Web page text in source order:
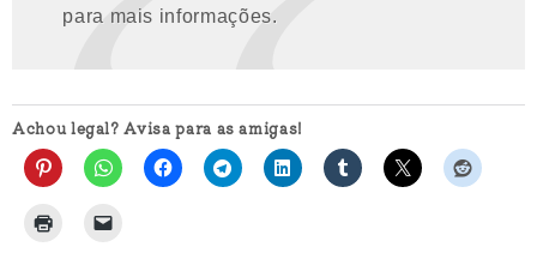
para mais informações.
Achou legal? Avisa para as amigas!